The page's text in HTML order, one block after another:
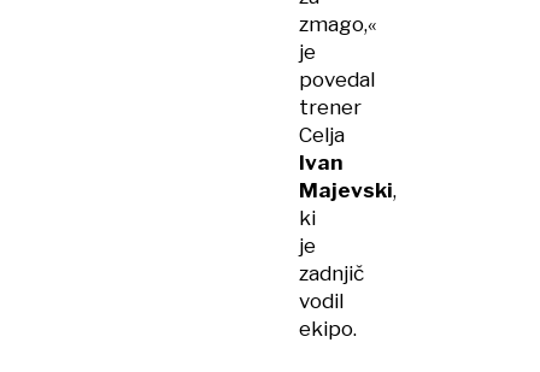
zmago,«
je
povedal
trener
Celja
Ivan
Majevski,
ki
je
zadnjič
vodil
ekipo.